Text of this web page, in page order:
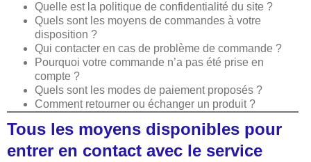
Quelle est la politique de confidentialité du site ?
Quels sont les moyens de commandes à votre
disposition ?
Qui contacter en cas de problème de commande ?
Pourquoi votre commande n’a pas été prise en
compte ?
Quels sont les modes de paiement proposés ?
Comment retourner ou échanger un produit ?
Tous les moyens disponibles pour
entrer en contact avec le service